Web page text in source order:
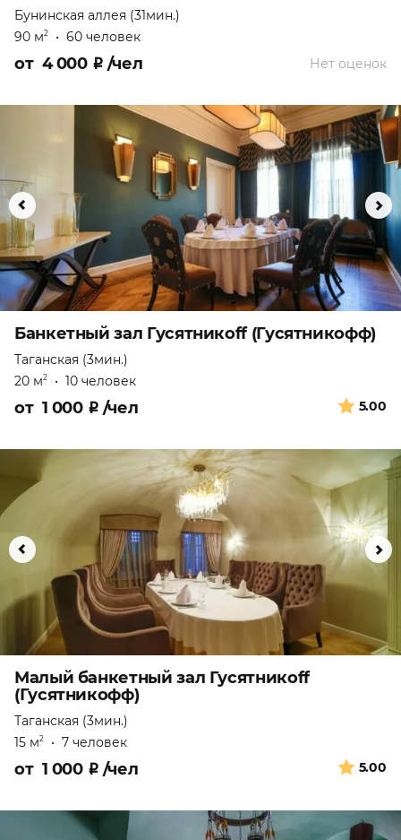
Бунинская аллея (31мин.)
90 м2 • 60 человек
Нет оценок
от 4 000 ₽ /чел
Банкетный зал Гусятникоff (Гусятникофф)
Таганская (3мин.)
20 м2 • 10 человек
5.00
от 1 000 ₽ /чел
Малый банкетный зал Гусятникоff
(Гусятникофф)
Таганская (3мин.)
15 м2 • 7 человек
5.00
от 1 000 ₽ /чел